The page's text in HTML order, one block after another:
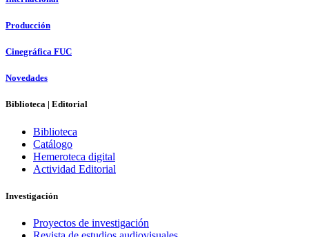
Producción
Cinegráfica FUC
Novedades
Biblioteca | Editorial
Biblioteca
Catálogo
Hemeroteca digital
Actividad Editorial
Investigación
Proyectos de investigación